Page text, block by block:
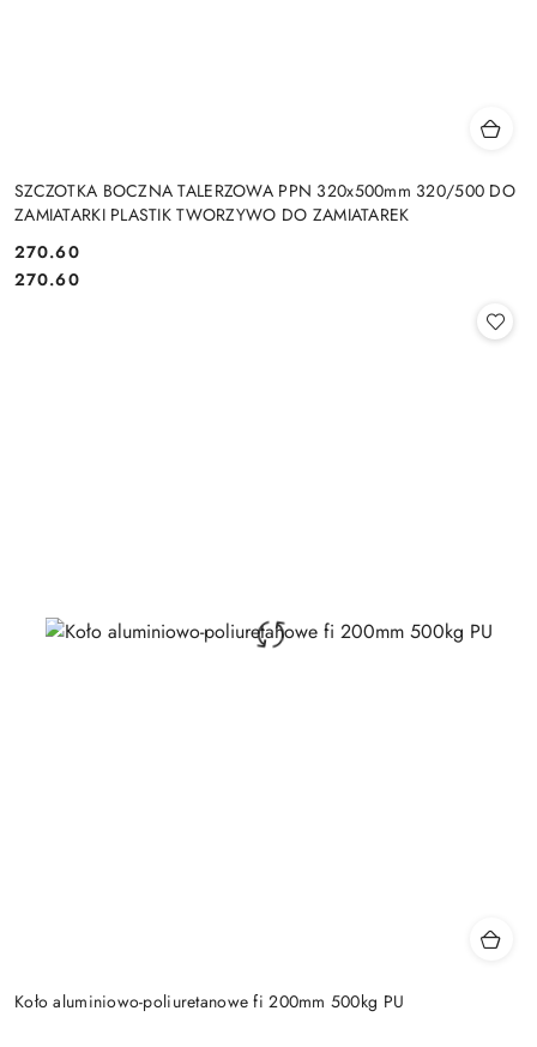
SZCZOTKA BOCZNA TALERZOWA PPN 320x500mm 320/500 DO
ZAMIATARKI PLASTIK TWORZYWO DO ZAMIATAREK
Cena:
270.60
Cena:
270.60
Koło aluminiowo-poliuretanowe fi 200mm 500kg PU